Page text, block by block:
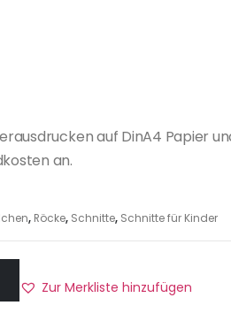
auf DinA4 Papier
an.
, Röcke, Schnitte, Schnitte für Kinder
Zur Merkliste hinzufügen